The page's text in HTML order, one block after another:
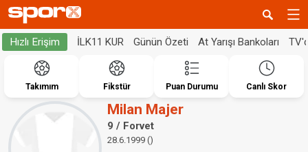
Hızlı Erişim İLK11 KUR Günün Özeti At Yarışı Bankoları
Takımım Fikstür Puan Durumu Canlı Skor
Milan Majer
9 / Forvet
28.6.1999 ()